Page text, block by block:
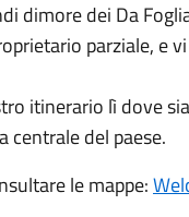
dimore dei Da
parziale, e
itinerario lì dove
centrale del paese.
le mappe: